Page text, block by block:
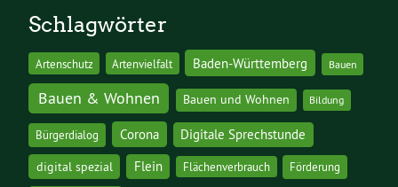
Schlagwörter
Artenschutz Artenvielfalt Baden-Württemberg Bauen
Bauen & Wohnen Bauen und Wohnen Bildung
Bürgerdialog Corona Digitale Sprechstunde
digital spezial Flein Flächenverbrauch Förderung